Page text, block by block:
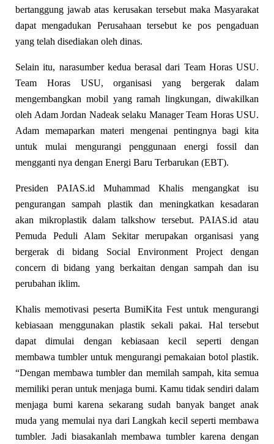
bertanggung jawab atas kerusakan tersebut maka Masyarakat
dapat mengadukan Perusahaan tersebut ke pos pengaduan
yang telah disediakan oleh dinas.
Selain itu, narasumber kedua berasal dari Team Horas USU.
Team Horas USU, organisasi yang bergerak dalam
mengembangkan mobil yang ramah lingkungan, diwakilkan
oleh Adam Jordan Nadeak selaku Manager Team Horas USU.
Adam memaparkan materi mengenai pentingnya bagi kita
untuk mulai mengurangi penggunaan energi fossil dan
mengganti nya dengan Energi Baru Terbarukan (EBT).
Presiden PAIAS.id Muhammad Khalis mengangkat isu
pengurangan sampah plastik dan meningkatkan kesadaran
akan mikroplastik dalam talkshow tersebut. PAIAS.id atau
Pemuda Peduli Alam Sekitar merupakan organisasi yang
bergerak di bidang Social Environment Project dengan
concern di bidang yang berkaitan dengan sampah dan isu
perubahan iklim.
Khalis memotivasi peserta BumiKita Fest untuk mengurangi
kebiasaan menggunakan plastik sekali pakai. Hal tersebut
dapat dimulai dengan kebiasaan kecil seperti dengan
membawa tumbler untuk mengurangi pemakaian botol plastik.
“Dengan membawa tumbler dan memilah sampah, kita semua
memiliki peran untuk menjaga bumi. Kamu tidak sendiri dalam
menjaga bumi karena sekarang sudah banyak banget anak
muda yang memulai nya dari Langkah kecil seperti membawa
tumbler. Jadi biasakanlah membawa tumbler karena dengan